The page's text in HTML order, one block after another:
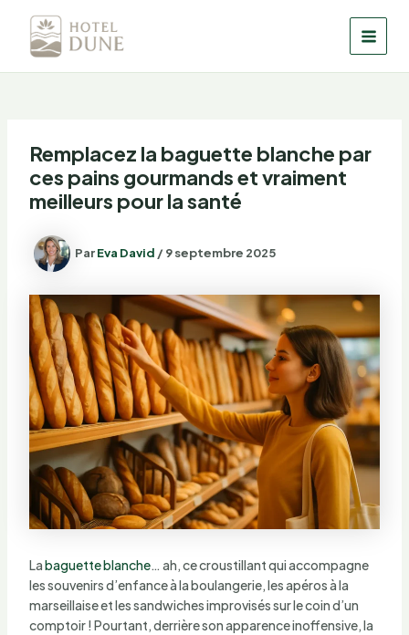
contenu
Remplacez la baguette blanche par
ces pains gourmands et vraiment
meilleurs pour la santé
ParEva David /9 septembre 2025
Labaguette blanche… ah, ce croustillant qui accompagne
les souvenirs d’enfance à la boulangerie, les apéros à la
marseillaise et les sandwiches improvisés sur le coin d’un
comptoir ! Pourtant, derrière son apparence inoffensive, la